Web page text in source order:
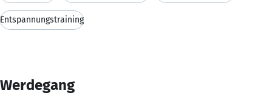
Entspannungstraining
Werdegang